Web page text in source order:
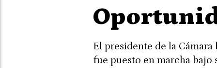
El presidente de la
fue puesto en marcha bajo